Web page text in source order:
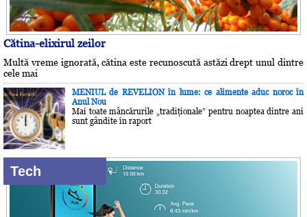
Cătina-elixirul zeilor
Multă vreme ignorată, cătina este recunoscută astăzi drept unul dintre
cele mai
MENIUL de REVELION în lume: ce alimente aduc noroc în
Anul Nou
Mai toate mâncărurile „tradiţionale” pentru noaptea dintre ani
sunt gândite în raport
Tech